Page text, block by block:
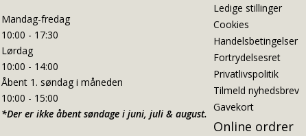
Mandag-fredag
10:00 - 17:30
Lørdag
10:00 - 14:00
Åbent 1. søndag i måneden
10:00 - 15:00
*Der er ikke åbent søndage i juni, juli & august.
Ledige stillinger
Cookies
Handelsbetingelser
Fortrydelsesret
Privatlivspolitik
Tilmeld nyhedsbrev
Gavekort
Online ordrer